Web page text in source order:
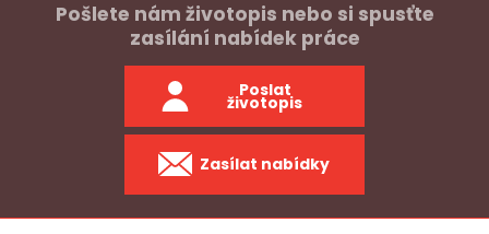
Pošlete nám životopis nebo si spusťte
zasílání nabídek práce
Poslat
životopis
Zasílat nabídky